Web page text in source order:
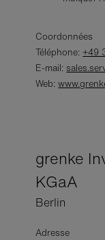
Coordonnées
Téléphone:+49
E-mail:
Web:
grenke
KGaA
Berlin
Adresse